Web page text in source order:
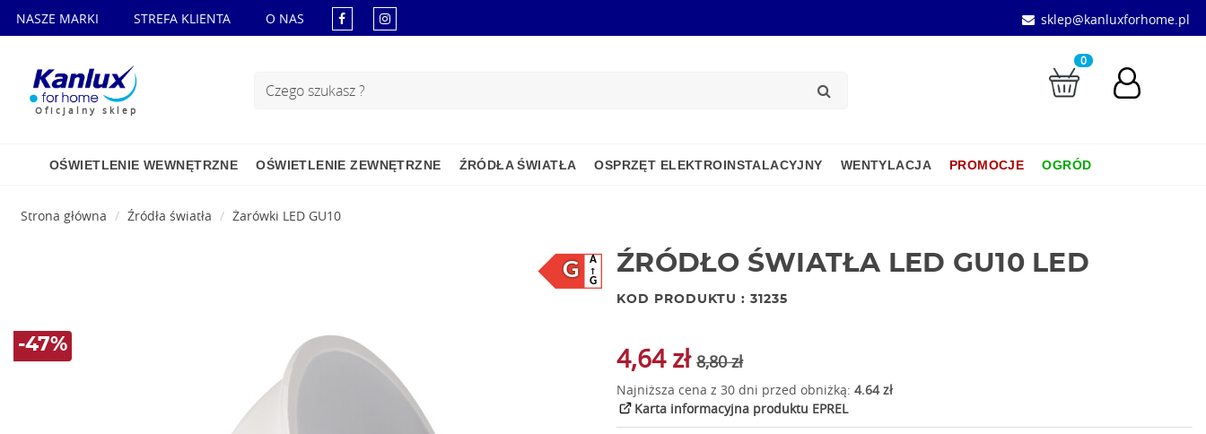
NASZE MARKI STREFA KLIENTA O NAS sklep@kanluxforhome.pl
Oficjalny sklep
0
OŚWIETLENIE WEWNĘTRZNE OŚWIETLENIE ZEWNĘTRZNE ŹRÓDŁA ŚWIATŁA OSPRZĘT ELEKTROINSTALACYJNY WENTYLACJA PROMOCJE OGRÓD
Strona główna Źródła światła Żarówki LED GU10
G
A
G
-47%
ŹRÓDŁO ŚWIATŁA LED GU10 LED
KOD PRODUKTU : 31235
4,64 zł 8,80 zł
Najniższa cena z 30 dni przed obniżką: 4.64 zł
Karta informacyjna produktu EPREL